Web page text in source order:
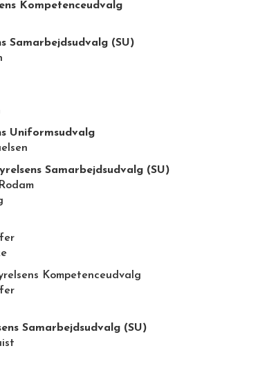
Kompetenceudvalg
Samarbejdsudvalg (SU)
Uniformsudvalg
Samarbejdsudvalg (SU)
Kompetenceudvalg
Samarbejdsudvalg (SU)